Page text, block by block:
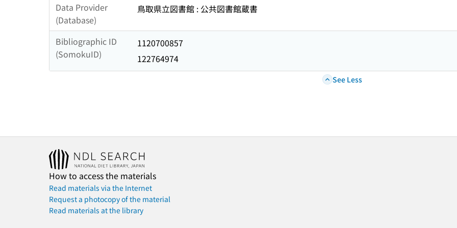
Data Provider
(Database)
鳥取県立図書館 : 公共図書館蔵書
Bibliographic ID
(SomokuID)
1120700857
122764974
See Less
How to access the materials
Read materials via the Internet
Request a photocopy of the material
Read materials at the library